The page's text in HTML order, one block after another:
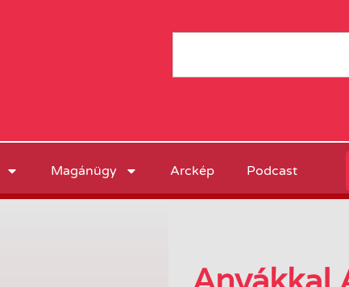
Magánügy Arckép Podcast